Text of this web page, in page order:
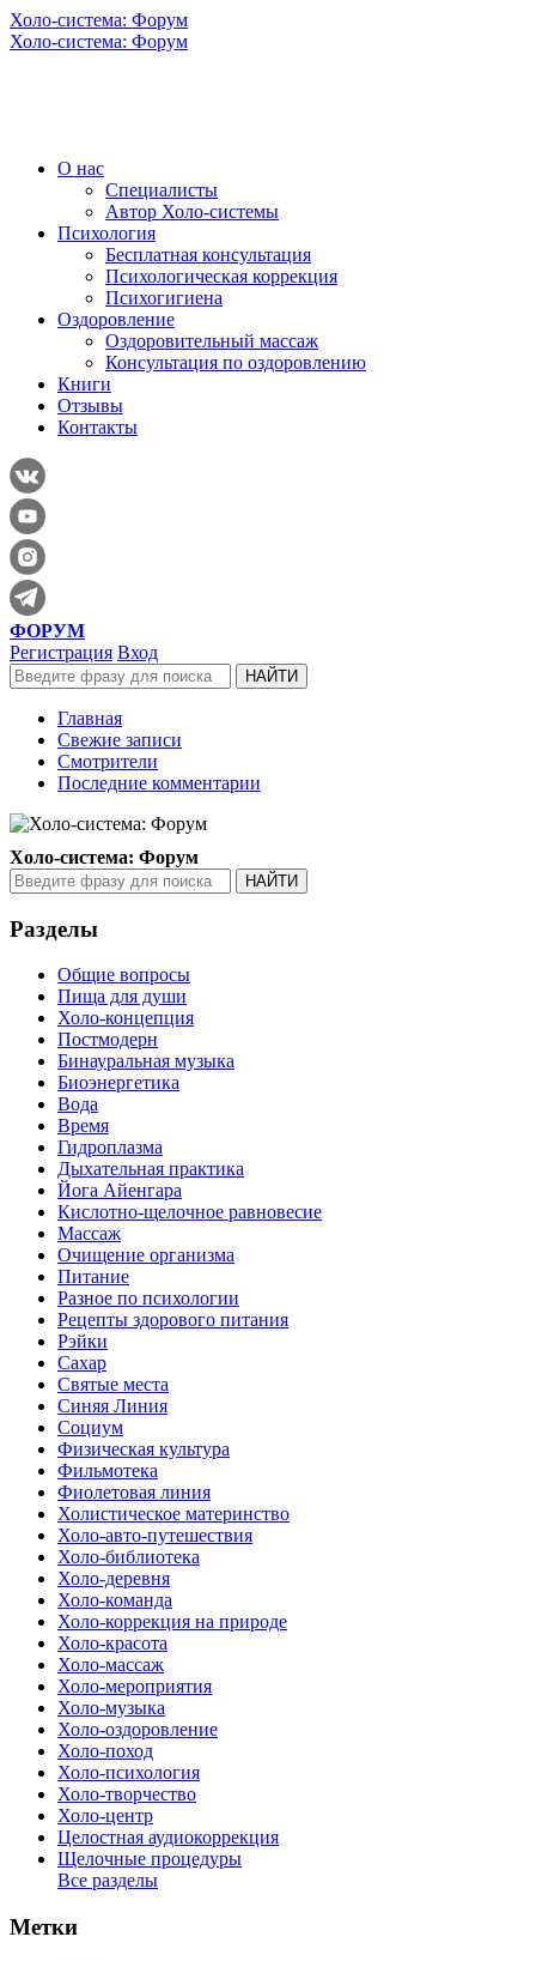
Холо-система: Форум
Холо-система: Форум
О нас
Специалисты
Автор Холо-системы
Психология
Бесплатная консультация
Психологическая коррекция
Психогигиена
Оздоровление
Оздоровительный массаж
Консультация по оздоровлению
Книги
Отзывы
Контакты
ФОРУМ
Регистрация Вход
Главная
Свежие записи
Смотрители
Последние комментарии
Холо-система: Форум
Разделы
Общие вопросы
Пища для души
Холо-концепция
Постмодерн
Бинауральная музыка
Биоэнергетика
Вода
Время
Гидроплазма
Дыхательная практика
Йога Айенгара
Кислотно-щелочное равновесие
Массаж
Очищение организма
Питание
Разное по психологии
Рецепты здорового питания
Рэйки
Сахар
Святые места
Синяя Линия
Социум
Физическая культура
Фильмотека
Фиолетовая линия
Холистическое материнство
Холо-авто-путешествия
Холо-библиотека
Холо-деревня
Холо-команда
Холо-коррекция на природе
Холо-красота
Холо-массаж
Холо-мероприятия
Холо-музыка
Холо-оздоровление
Холо-поход
Холо-психология
Холо-творчество
Холо-центр
Целостная аудиокоррекция
Щелочные процедуры
Все разделы
Метки